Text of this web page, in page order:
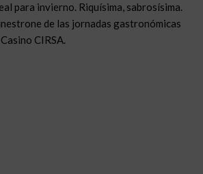
para invierno. Riquísima, sabrosísima.
de las jornadas gastronómicas
CIRSA.